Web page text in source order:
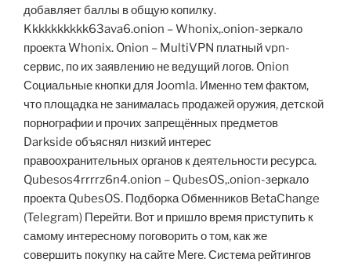
добавляет баллы в общую копилку.
Kkkkkkkkkk63ava6.onion – Whonix,.onion-зеркало
проекта Whonix. Onion – MultiVPN платный vpn-
сервис, по их заявлению не ведущий логов. Onion
Социальные кнопки для Joomla. Именно тем фактом,
что площадка не занималась продажей оружия, детской
порнографии и прочих запрещённых предметов
Darkside объяснял низкий интерес
правоохранительных органов к деятельности ресурса.
Qubesos4rrrrz6n4.onion – QubesOS,.onion-зеркало
проекта QubesOS. Подборка Обменников BetaChange
(Telegram) Перейти. Вот и пришло время приступить к
самому интересному поговорить о том, как же
совершить покупку на сайте Меге. Система рейтингов